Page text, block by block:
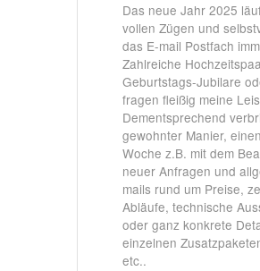
Das neue Jahr 2025
vollen Zügen und
das E-mail Postfach
Zahlreiche
Geburtstags-Jubilare
fragen fleißig meine
Dementsprechend
gewohnter Manier,
Woche z.B. mit dem
neuer Anfragen und
mails rund um Preise,
Abläufe, technische
oder ganz konkrete
einzelnen
etc..